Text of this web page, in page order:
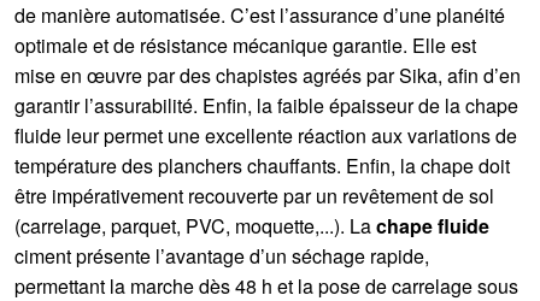
de manière automatisée. C’est l’assurance d’une planéité
optimale et de résistance mécanique garantie. Elle est
mise en œuvre par des chapistes agréés par Sika, afin d’en
garantir l’assurabilité. Enfin, la faible épaisseur de la chape
fluide leur permet une excellente réaction aux variations de
température des planchers chauffants. Enfin, la chape doit
être impérativement recouverte par un revêtement de sol
(carrelage, parquet, PVC, moquette,...). Lachape fluide
ciment présente l’avantage d’un séchage rapide,
permettant la marche dès 48 h et la pose de carrelage sous